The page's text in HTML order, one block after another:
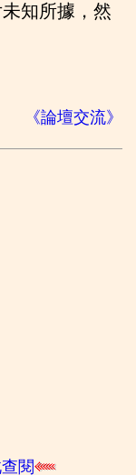
知所據，然
《論壇交流》
閱